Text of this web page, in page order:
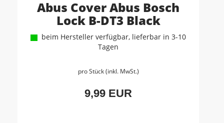
Abus Cover Abus Bosch
Lock B-DT3 Black
beim Hersteller verfügbar, lieferbar in 3-10
Tagen
pro Stück (inkl. MwSt.)
9,99 EUR